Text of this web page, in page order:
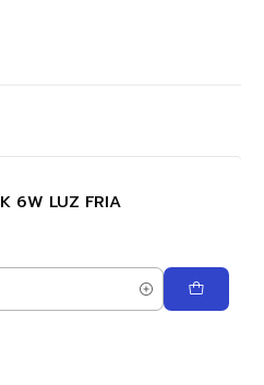
6W LUZ FRIA